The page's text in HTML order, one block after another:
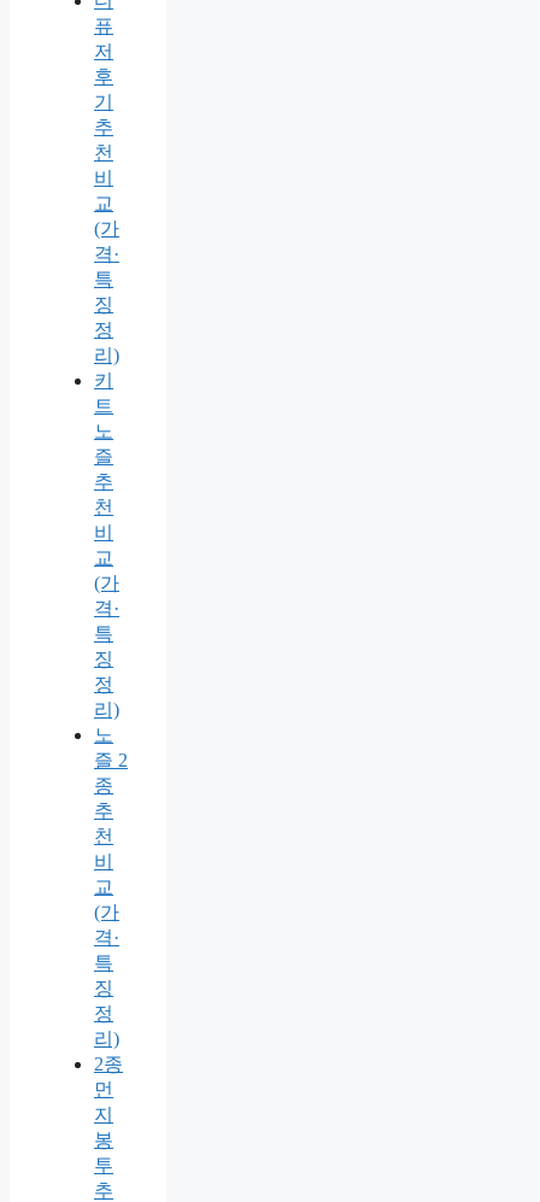
퓨
저
후
기
추
천
비
교
(가
격·
특
징
정
리)
키
트
노
즐
추
천
비
교
(가
격·
특
징
정
리)
노
즐 2
종
추
천
비
교
(가
격·
특
징
정
리)
2종
먼
지
봉
투
추